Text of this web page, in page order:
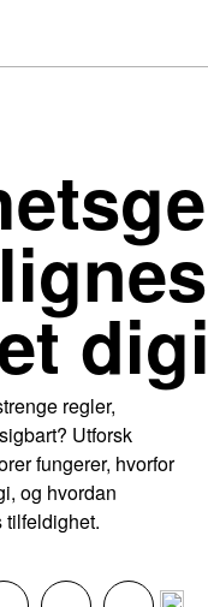
regler,
Utforsk
fungerer, hvorfor
og hvordan
tilfeldighet.